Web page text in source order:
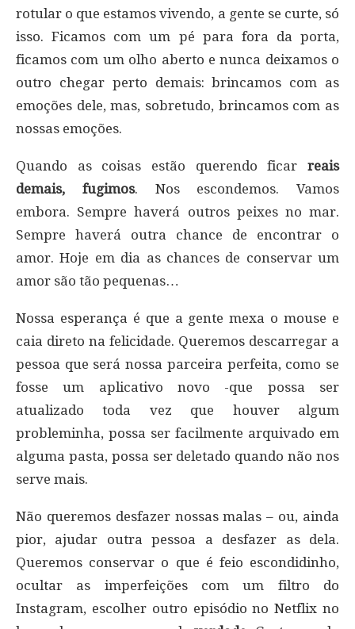
rotular o que estamos vivendo, a gente se curte, só
isso. Ficamos com um pé para fora da porta,
ficamos com um olho aberto e nunca deixamos o
outro chegar perto demais: brincamos com as
emoções dele, mas, sobretudo, brincamos com as
nossas emoções.
Quando as coisas estão querendo ficar reais
demais, fugimos. Nos escondemos. Vamos
embora. Sempre haverá outros peixes no mar.
Sempre haverá outra chance de encontrar o
amor. Hoje em dia as chances de conservar um
amor são tão pequenas…
Nossa esperança é que a gente mexa o mouse e
caia direto na felicidade. Queremos descarregar a
pessoa que será nossa parceira perfeita, como se
fosse um aplicativo novo -que possa ser
atualizado toda vez que houver algum
probleminha, possa ser facilmente arquivado em
alguma pasta, possa ser deletado quando não nos
serve mais.
Não queremos desfazer nossas malas – ou, ainda
pior, ajudar outra pessoa a desfazer as dela.
Queremos conservar o que é feio escondidinho,
ocultar as imperfeições com um filtro do
Instagram, escolher outro episódio no Netflix no